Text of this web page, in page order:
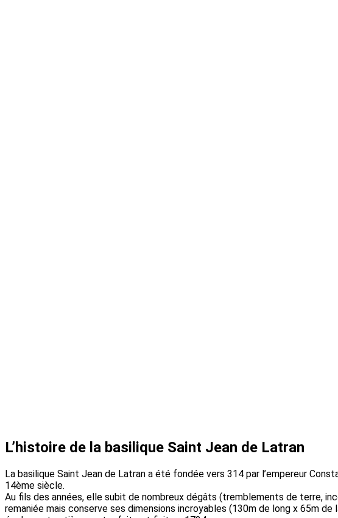
L’histoire de la basilique Saint Jean de Latran
La basilique Saint Jean de Latran a été fondée vers 314 par l’empereur
14ème siècle.
Au fils des années, elle subit de nombreux dégâts (tremblements de terre,
remaniée mais conserve ses dimensions incroyables (130m de long x 65m